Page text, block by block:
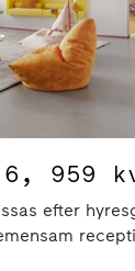
Kistagången 6,
efter